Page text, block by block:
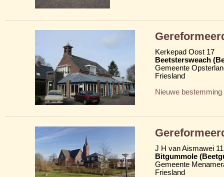
Kerkepad Oost 17
Beetstersweach
Gemeente
Friesland
Nieuwe bestemming
J H van Aismawei 11
Bitgummole
Gemeente
Friesland